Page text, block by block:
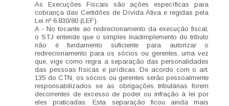
As Execuções Fiscais são ações específicas para
cobrança das Certidões de Dívida Ativa e regidas pela
Lei nº 6.830/80 (LEF).
A - No tocante ao redirecionamento da execução fiscal,
o STJ entende que o simples inadimplemento do tributo
não é fundamento suficiente para autorizar o
redirecionamento para os sócios ou gerentes, uma vez
que, vige como regra a separação das personalidades
das pessoas físicas e jurídicas. De acordo com o art.
135 do CTN, os sócios ou gerentes serão pessoalmente
responsabilizados se as obrigações tributárias forem
decorrentes de excesso de poder ou infração à lei por
eles praticadas. Esta separação ficou ainda mais